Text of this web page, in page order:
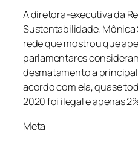
A diretora-executiva da
Sustentabilidade,
rede que mostrou que
parlamentares
desmatamento a
acordo com ela, quase
2020 foi ilegal e apenas
Meta